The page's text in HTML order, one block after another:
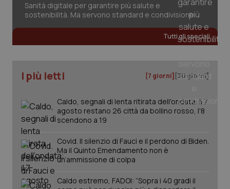
Sanità digitale per garantire più salute e
sostenibilità. Ma servono standard e condivisione
Tutti gli speciali
I più letti [7 giorni] [30 giorni]
Caldo, segnali di lenta ritirata dell'ondata: il 7
agosto restano 26 città da bollino rosso, l'8
scendono a 19
Covid. Il silenzio di Fauci e il perdono di Biden.
Ma il Quinto Emendamento non è
un’ammissione di colpa
Caldo estremo, FADOI: “Sopra i 40 gradi il